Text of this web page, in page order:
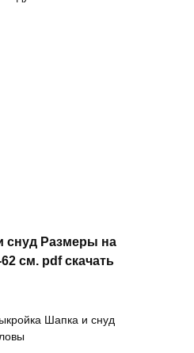
снуд Размеры на
см. pdf скачать
Шапка и снуд